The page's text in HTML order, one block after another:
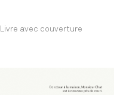
Livre avec couverture